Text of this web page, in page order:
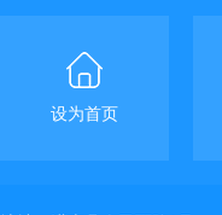
设为首页